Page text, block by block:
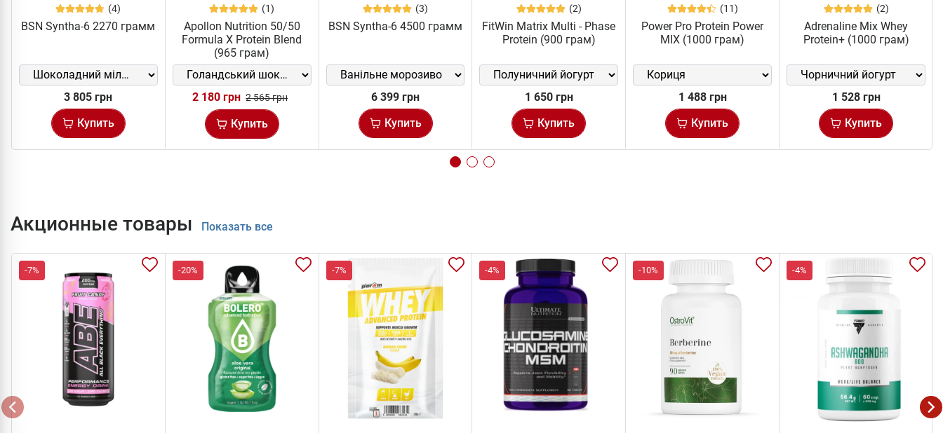
(4)
BSN Syntha-6 2270 грамм
3 805 грн
Купить
(1)
Apollon Nutrition 50/50
Formula X Protein Blend
(965 грам)
2 180 грн 2 565 грн
Купить
(3)
BSN Syntha-6 4500 грамм
6 399 грн
Купить
(2)
FitWin Matrix Multi - Phase
Protein (900 грам)
1 650 грн
Купить
(11)
Power Pro Protein Power
MIX (1000 грам)
1 488 грн
Купить
(2)
Adrenaline Mix Whey
Protein+ (1000 грам)
1 528 грн
Купить
Акционные товары Показать все
-7% -20% -7% -4% -10% -4%